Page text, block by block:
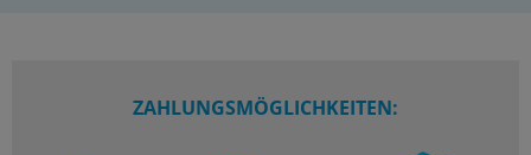
ZAHLUNGSMÖGLICHKEITEN: